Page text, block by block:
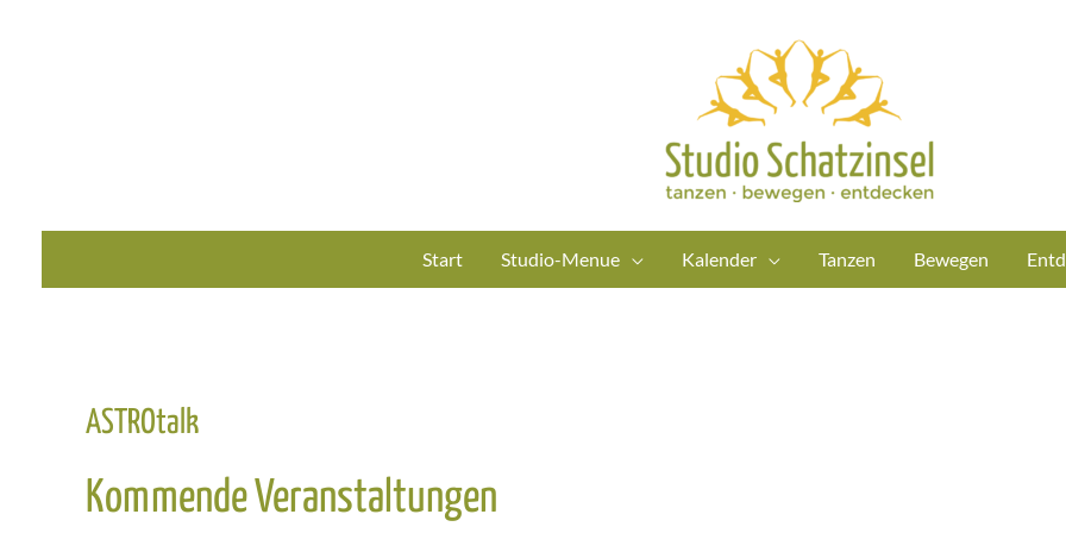
Start Studio-Menue Kalender Tanzen Bewegen
ASTROtalk
Kommende Veranstaltungen